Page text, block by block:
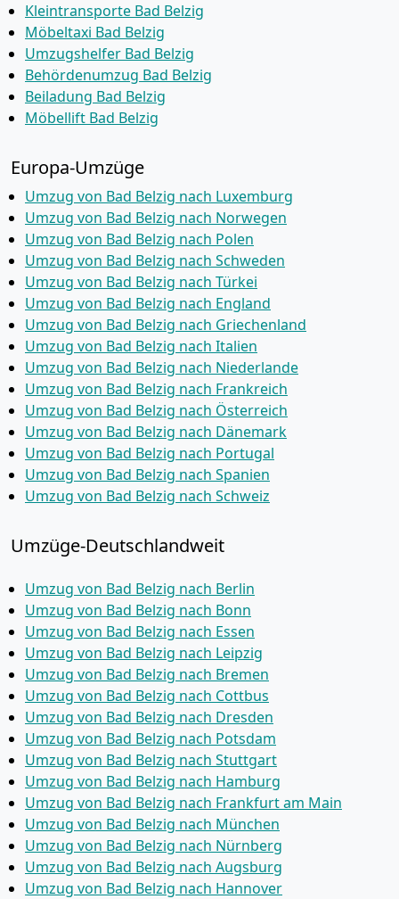
Kleintransporte Bad Belzig
Möbeltaxi Bad Belzig
Umzugshelfer Bad Belzig
Behördenumzug Bad Belzig
Beiladung Bad Belzig
Möbellift Bad Belzig
Europa-Umzüge
Umzug von Bad Belzig nach Luxemburg
Umzug von Bad Belzig nach Norwegen
Umzug von Bad Belzig nach Polen
Umzug von Bad Belzig nach Schweden
Umzug von Bad Belzig nach Türkei
Umzug von Bad Belzig nach England
Umzug von Bad Belzig nach Griechenland
Umzug von Bad Belzig nach Italien
Umzug von Bad Belzig nach Niederlande
Umzug von Bad Belzig nach Frankreich
Umzug von Bad Belzig nach Österreich
Umzug von Bad Belzig nach Dänemark
Umzug von Bad Belzig nach Portugal
Umzug von Bad Belzig nach Spanien
Umzug von Bad Belzig nach Schweiz
Umzüge-Deutschlandweit
Umzug von Bad Belzig nach Berlin
Umzug von Bad Belzig nach Bonn
Umzug von Bad Belzig nach Essen
Umzug von Bad Belzig nach Leipzig
Umzug von Bad Belzig nach Bremen
Umzug von Bad Belzig nach Cottbus
Umzug von Bad Belzig nach Dresden
Umzug von Bad Belzig nach Potsdam
Umzug von Bad Belzig nach Stuttgart
Umzug von Bad Belzig nach Hamburg
Umzug von Bad Belzig nach Frankfurt am Main
Umzug von Bad Belzig nach München
Umzug von Bad Belzig nach Nürnberg
Umzug von Bad Belzig nach Augsburg
Umzug von Bad Belzig nach Hannover